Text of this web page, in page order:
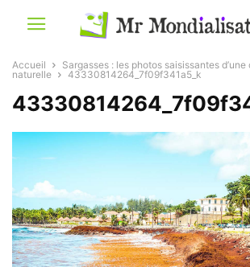
Accueil
Sargasses : les photos saisissantes
naturelle
43330814264_7f09f341a5_k